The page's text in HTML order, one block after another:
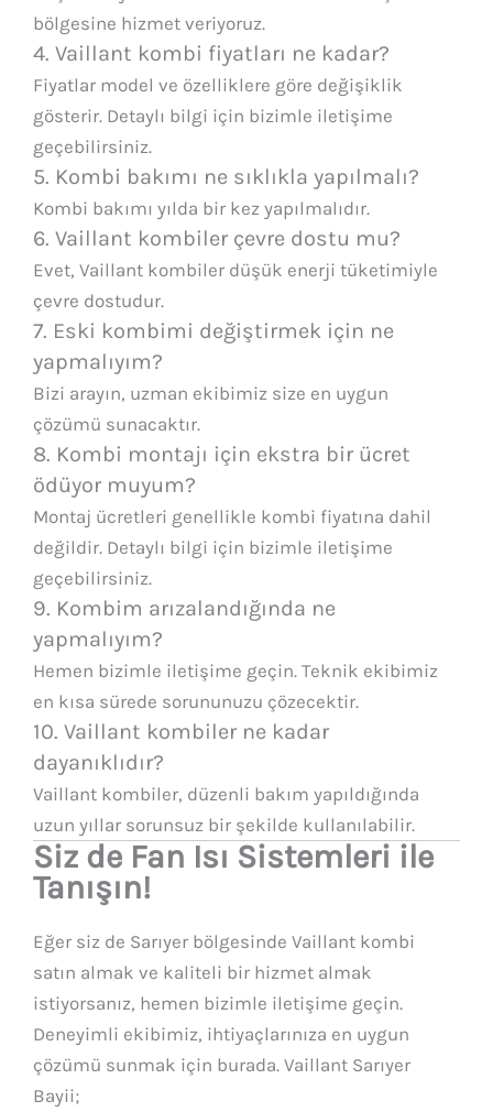
bölgesine hizmet veriyoruz.
4. Vaillant kombi fiyatları ne kadar?
Fiyatlar model ve özelliklere göre değişiklik
gösterir. Detaylı bilgi için bizimle iletişime
geçebilirsiniz.
5. Kombi bakımı ne sıklıkla yapılmalı?
Kombi bakımı yılda bir kez yapılmalıdır.
6. Vaillant kombiler çevre dostu mu?
Evet, Vaillant kombiler düşük enerji tüketimiyle
çevre dostudur.
7. Eski kombimi değiştirmek için ne
yapmalıyım?
Bizi arayın, uzman ekibimiz size en uygun
çözümü sunacaktır.
8. Kombi montajı için ekstra bir ücret
ödüyor muyum?
Montaj ücretleri genellikle kombi fiyatına dahil
değildir. Detaylı bilgi için bizimle iletişime
geçebilirsiniz.
9. Kombim arızalandığında ne
yapmalıyım?
Hemen bizimle iletişime geçin. Teknik ekibimiz
en kısa sürede sorununuzu çözecektir.
10. Vaillant kombiler ne kadar
dayanıklıdır?
Vaillant kombiler, düzenli bakım yapıldığında
uzun yıllar sorunsuz bir şekilde kullanılabilir.
Siz de Fan Isı Sistemleri ile
Tanışın!
Eğer siz de Sarıyer bölgesinde Vaillant kombi
satın almak ve kaliteli bir hizmet almak
istiyorsanız, hemen bizimle iletişime geçin.
Deneyimli ekibimiz, ihtiyaçlarınıza en uygun
çözümü sunmak için burada. Vaillant Sarıyer
Bayii;